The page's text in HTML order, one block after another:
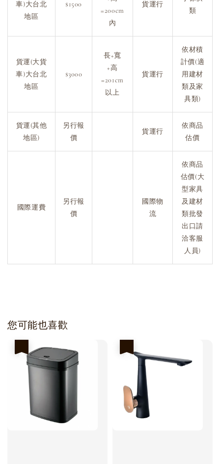
車)大台北
地區
$1500
=200cm
內
貨運行
類
貨運(大貨
車)大台北
地區
$3000
長+寬
+高
=201cm
以上
貨運行
依材積
計價(適
用建材
類及家
具類)
貨運(其他
地區)
另行報
價
貨運行
依商品
估價
國際運費
另行報
價
國際物
流
依商品
估價(大
型家具
及建材
類批發
出口請
洽客服
人員)
您可能也喜歡